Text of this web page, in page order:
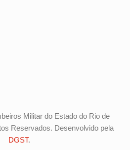
Militar do Estado do Rio de
Reservados. Desenvolvido pela
DGST.